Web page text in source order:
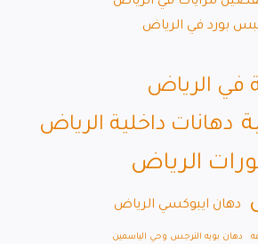
بورد في الرياض
في الرياض
دهانات داخلية الرياض
الرياض
دهان ايبوكسي الرياض
دهان بويه النرجس وحي الياسمين